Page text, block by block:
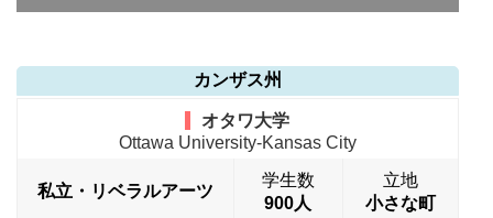
カンザス州
オタワ大学
Ottawa University-Kansas City
私立・リベラルアーツ
学生数
900人
立地
小さな町